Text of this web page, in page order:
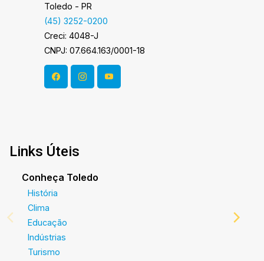
Toledo - PR
(45) 3252-0200
Creci: 4048-J
CNPJ: 07.664.163/0001-18
Links Úteis
Conheça Toledo
História
Clima
Educação
Indústrias
Turismo